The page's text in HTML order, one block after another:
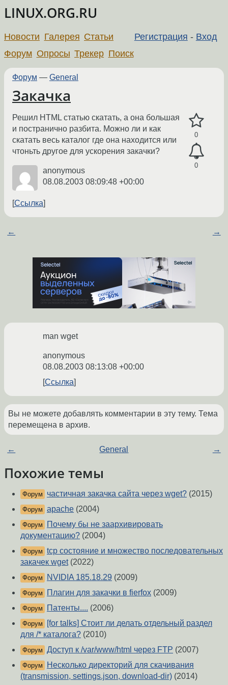
LINUX.ORG.RU
Регистрация - Вход
Новости Галерея Статьи
Форум Опросы Трекер Поиск
Форум — General
Закачка
0
0
Решил HTML статью скатать, а она большая
и постранично разбита. Можно ли и как
скатать весь каталог где она находится или
чтоньть другое для ускорения закачки?
anonymous
08.08.2003 08:09:48 +00:00
Ссылка
← →
man wget
anonymous
08.08.2003 08:13:08 +00:00
Ссылка
Вы не можете добавлять комментарии в эту тему. Тема
перемещена в архив.
← General →
Похожие темы
Форум частичная закачка сайта через wget? (2015)
Форум apache (2004)
Форум
Почему бы не заархивировать
документацию? (2004)
Форум tcp состояние и множество последовательных
закачек wget(2022)
Форум NVIDIA 185.18.29 (2009)
Форум Плагин для закачки в fierfox (2009)
Форум Патенты.... (2006)
Форум
[for talks] Стоит ли делать отдельный раздел
для /* каталога? (2010)
Форум Доступ к /var/www/html через FTP (2007)
Форум
Несколько директорий для скачивания
(transmission, settings.json, download-dir) (2014)